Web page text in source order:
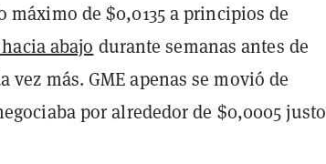
máximo de $0,0135 a principios de
abajo durante semanas antes de
más. GME apenas se movió de
por alrededor de $0,0005 justo